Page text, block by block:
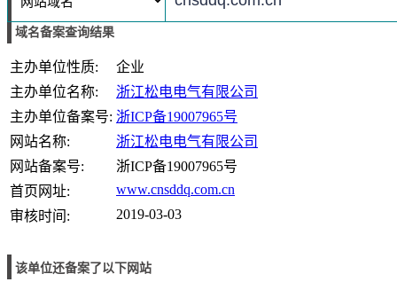
域名备案查询结果
主办单位性质:
企业
主办单位名称:
浙江松电电气有限公司
主办单位备案号: 浙ICP备19007965号
网站名称:
浙江松电电气有限公司
网站备案号:
浙ICP备19007965号
首页网址:
www.cnsddq.com.cn
审核时间:
2019-03-03
该单位还备案了以下网站